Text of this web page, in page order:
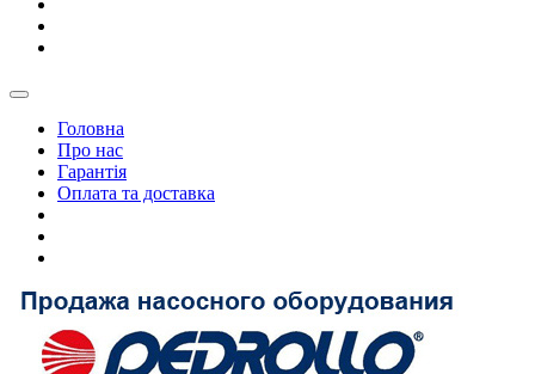
Головна
Про нас
Гарантія
Оплата та доставка